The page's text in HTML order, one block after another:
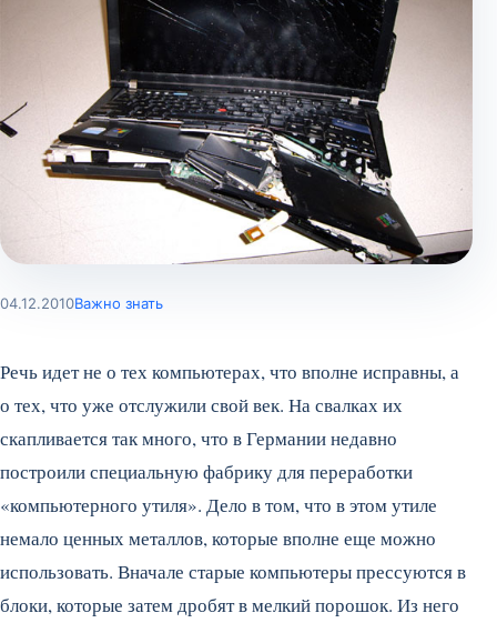
04.12.2010Важно знать
Речь идет не о тех компьютерах, что вполне исправны, а
о тех, что уже отслужили свой век. На свалках их
скапливается так много, что в Германии недавно
построили специальную фабрику для переработки
«компьютерного утиля». Дело в том, что в этом утиле
немало ценных металлов, которые вполне еще можно
использовать. Вначале старые компьютеры прессуются в
блоки, которые затем дробят в мелкий порошок. Из него